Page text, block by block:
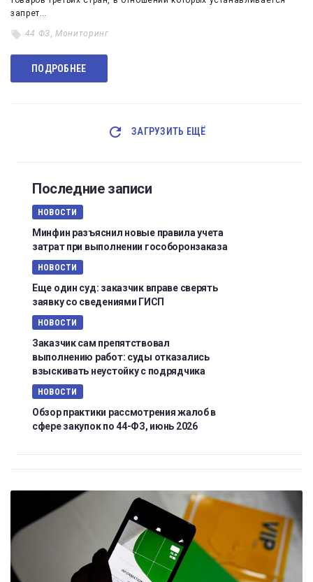
запрет…
44 ФЗ,Мониторинг
ПОДРОБНЕЕ
ЗАГРУЗИТЬ ЕЩЁ
Последние записи
НОВОСТИ
Минфин разъяснил новые правила учета
затрат при выполнении гособоронзаказа
НОВОСТИ
Еще один суд: заказчик вправе сверять
заявку со сведениями ГИСП
НОВОСТИ
Заказчик сам препятствовал
выполнению работ: суды отказались
взыскивать неустойку с подрядчика
НОВОСТИ
Обзор практики рассмотрения жалоб в
сфере закупок по 44-ФЗ, июнь 2026